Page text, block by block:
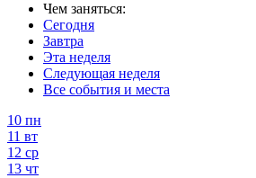
Чем заняться:
Сегодня
Завтра
Эта неделя
Следующая неделя
Все события и места
10 пн
11 вт
12 ср
13 чт